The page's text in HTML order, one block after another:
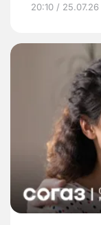
20:10 / 25.07.26